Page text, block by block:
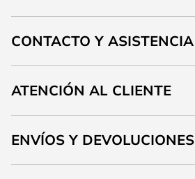
CONTACTO Y ASISTENCIA
ATENCIÓN AL CLIENTE
ENVÍOS Y DEVOLUCIONES